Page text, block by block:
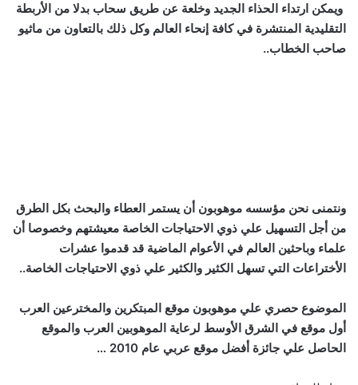
ويمكن ارتداء الحذاء الجديد وخلعة عن طريق سحاب بدلا من الأربطة
التقليدية المنتشرة في كافة إنحاء العالم وكل ذلك بالتعاون من ماثيو
صاحب الخطاب..
ونتمنى نحن مؤسسه موهوبون أن يستمر العطاء والبحث بكل الطرق
من أجل التسهيل علي ذوي الاحتياجات الخاصة معيشتهم وخصوصا أن
علماء وباحثين العالم في الأعوام الماضية قد قدموا عشرات
الأختراعات التي تسهل الكثير والكثير علي ذوي الاحتياجات الخاصة..
الموضوع حصري علي موهوبون موقع المبتكرين والمخترعين العرب
أول موقع في الشرق الأوسط لرعاية الموهوبين العرب والموقع
الحاصل علي جائزة أفضل موقع عربي عام 2010 …